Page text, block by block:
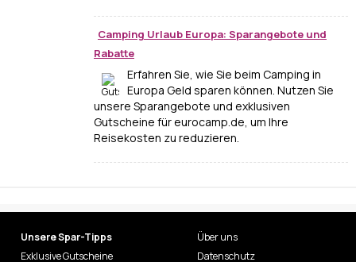
Camping Urlaub Europa: Sparangebote und
Rabatte
Erfahren Sie, wie Sie beim Camping in
Europa Geld sparen können. Nutzen Sie
unsere Sparangebote und exklusiven
Gutscheine für eurocamp.de, um Ihre
Reisekosten zu reduzieren.
Unsere Spar-Tipps
Exklusive Gutscheine
Über uns
Datenschutz